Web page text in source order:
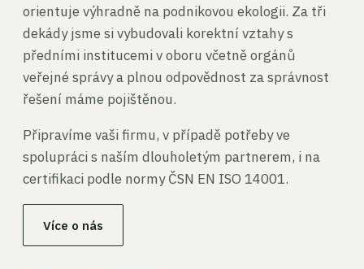
orientuje výhradně na podnikovou ekologii. Za tři
dekády jsme si vybudovali korektní vztahy s
předními institucemi v oboru včetně orgánů
veřejné správy a plnou odpovědnost za správnost
řešení máme pojištěnou.
Připravíme vaši firmu, v případě potřeby ve
spolupráci s naším dlouholetým partnerem, i na
certifikaci podle normy ČSN EN ISO 14001.
Více o nás